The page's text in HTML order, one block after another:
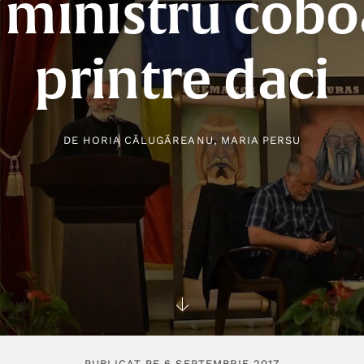
printre daci
DE HORIA CĂLUGĂREANU,MARIA PERSU